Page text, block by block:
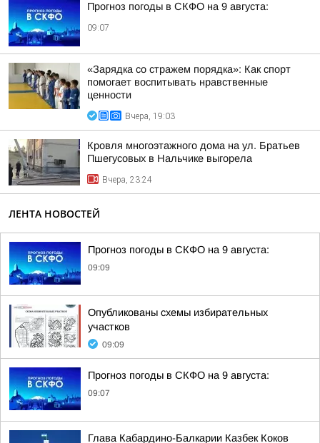
Прогноз погоды в СКФО на 9 августа:
09:07
«Зарядка со стражем порядка»: Как спорт
помогает воспитывать нравственные
ценности
Вчера, 19:03
Кровля многоэтажного дома на ул. Братьев
Пшегусовых в Нальчике выгорела
Вчера, 23:24
ЛЕНТА НОВОСТЕЙ
Прогноз погоды в СКФО на 9 августа:
09:09
Опубликованы схемы избирательных
участков
09:09
Прогноз погоды в СКФО на 9 августа:
09:07
Глава Кабардино-Балкарии Казбек Коков